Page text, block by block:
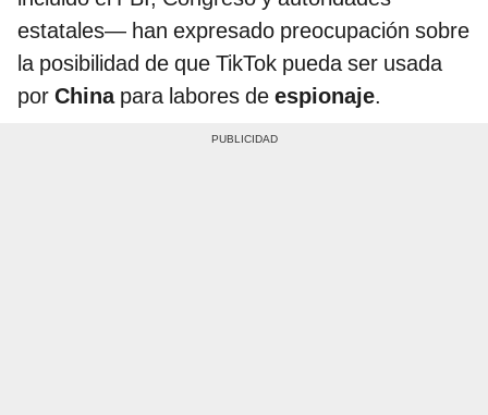
estatales— han expresado preocupación sobre
la posibilidad de que TikTok pueda ser usada
por China para labores de espionaje.